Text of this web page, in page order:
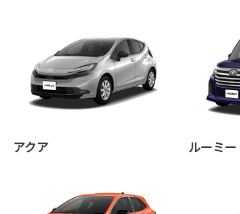
アクア ルーミー